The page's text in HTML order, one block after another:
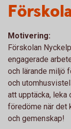
Motivering:
Förskolan
engagerade
och lärande miljö
och
att upptäcka, leka
föredöme när det
och gemenskap!